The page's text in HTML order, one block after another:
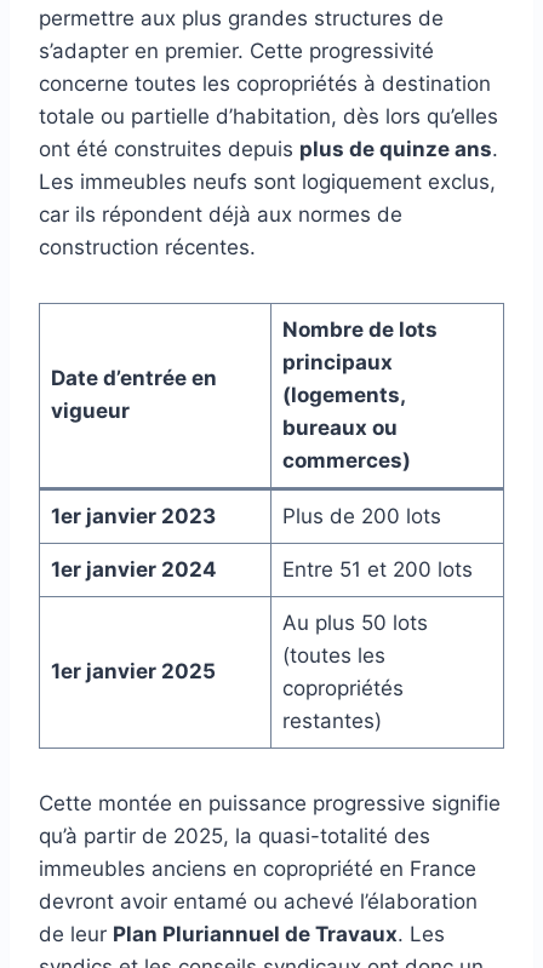
permettre aux plus grandes structures de
s’adapter en premier. Cette progressivité
concerne toutes les copropriétés à destination
totale ou partielle d’habitation, dès lors qu’elles
ont été construites depuis plus de quinze ans.
Les immeubles neufs sont logiquement exclus,
car ils répondent déjà aux normes de
construction récentes.
Date d’entrée en
vigueur
Nombre de lots
principaux
(logements,
bureaux ou
commerces)
1er janvier 2023 Plus de 200 lots
1er janvier 2024 Entre 51 et 200 lots
1er janvier 2025
Au plus 50 lots
(toutes les
copropriétés
restantes)
Cette montée en puissance progressive signifie
qu’à partir de 2025, la quasi-totalité des
immeubles anciens en copropriété en France
devront avoir entamé ou achevé l’élaboration
de leur Plan Pluriannuel de Travaux. Les